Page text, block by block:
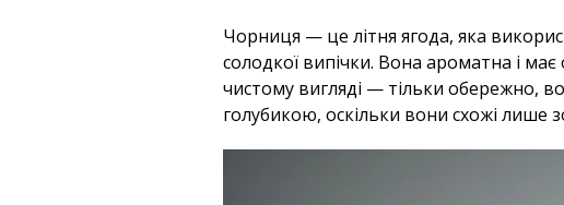
Чорниця — це літня ягода, яка
солодкої випічки. Вона ароматна і
чистому вигляді — тільки обережно,
голубикою, оскільки вони схожі лише